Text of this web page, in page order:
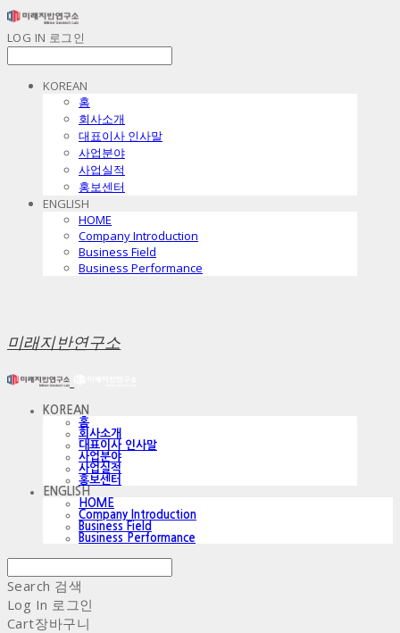
LOG IN 로그인
KOREAN
홈
회사소개
대표이사 인사말
사업분야
사업실적
홍보센터
ENGLISH
HOME
Company Introduction
Business Field
Business Performance
미래지반연구소
KOREAN
홈
회사소개
대표이사 인사말
사업분야
사업실적
홍보센터
ENGLISH
HOME
Company Introduction
Business Field
Business Performance
Search 검색
Log In 로그인
Cart장바구니